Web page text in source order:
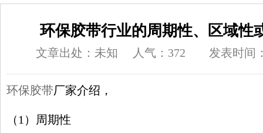
环保胶带行业的周期性、区域性
文章出处：未知 人气： 372 发表时间
环保胶带厂家介绍，
（1）周期性